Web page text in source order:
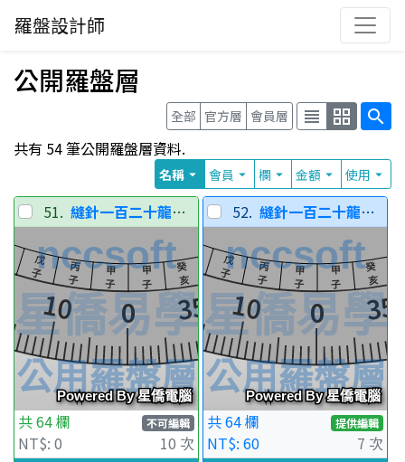
羅盤設計師
公開羅盤層
全部 官方層 會員層 view_headline grid_view
search
共有 54 筆公開羅盤層資料.
名稱 arrow_drop_down 會員 arrow_drop_down 欄 arrow_drop_down 金額 arrow_drop_down 使用 arrow_drop_down
51. 縫針一百二十龍分金
共 64 欄 不可編輯
NT$: 0 10 次
52. 縫針一百二十龍分金
共 64 欄 提供編輯
NT$: 60 7 次